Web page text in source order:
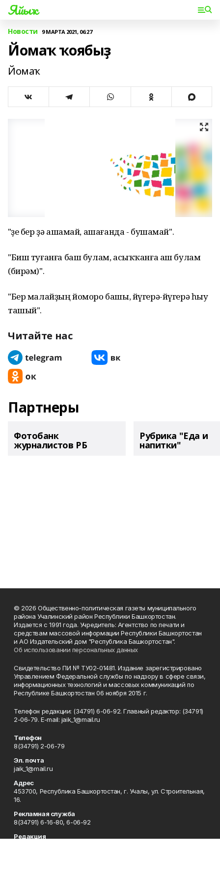
Яйыҡ
Новости 9 МАРТА 2021, 06:27
Йомаҡ ҡоябыҙ
Йомаҡ
"Үҙе бер ҙә ашамай, ашағанда - бушамай".
"Биш туғанға баш булам, асыҡҡанға аш булам
(бирәм)".
"Бер малайҙың йоморо башы, йүгерә-йүгерә һыу
ташый".
Читайте нас
Партнеры
Фотобанк
журналистов РБ
Рубрика "Еда и
напитки"
© 2026 Общественно-политическая газеты муниципального
района Учалинский район Республики Башкортостан.
Издается с 1991 года. Учредитель: Агентство по печати и
средствам массовой информации Республики Башкортостан
и АО Издательский дом "Республика Башкортостан".
Об использовании персональных данных
Свидетельство ПИ № ТУ02-01481. Издание зарегистрировано
Управлением Федеральной службы по надзору в сфере связи,
информационных технологий и массовых коммуникаций по
Республике Башкортостан 06 ноября 2015 г.
Телефон редакции: (34791) 6-06-92. Главный редактор: (34791)
2-06-79. Е-mаil: jaik_1@mail.ru
Телефон
8(34791) 2-06-79
Эл. почта
jaik_1@mail.ru
Адрес
453700, Республика Башкортостан, г. Учалы, ул. Строительная,
16.
Рекламная служба
8(34791) 6-16-80, 6-06-92
Редакция